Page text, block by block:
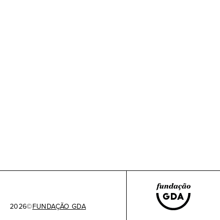
2026©FUNDAÇÃO GDA